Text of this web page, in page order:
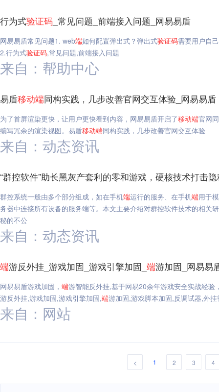
行为式验证码 _常见问题_前端接入问题_网易易盾
网易易盾常见问题1. web端如何配置弹出式？弹出式验证码需要用户自
2.行为式验证码,常见问题,前端接入问题
来自：帮助中心
易盾移动端同构实践，几步改善官网交互体验_网易易盾
为了首屏渲染更快，让用户更快看到内容，网易易盾开启了移动端官网
编写冗余的渲染视图。易盾移动端同构实践，几步改善官网交互体验
来自：动态资讯
“群控软件”助长黑灰产套利的零和游戏，硬核技术打击
群控系统一般由多个部分组成，如在手机端运行的服务、在手机端用于
务器中连接所有设备的服务端等。本文主要介绍对群控软件技术的相关
秘的不公
来自：动态资讯
端游反外挂_游戏加固_游戏引擎加固_ 端游加固_网易易
网易易盾游戏加固， 端游智能反外挂,基于网易20余年游戏安全实战经
游反外挂,游戏加固,游戏引擎加固,端游加固,游戏脚本加固,反调试器,外
来自：网站
< 1 2 3 4